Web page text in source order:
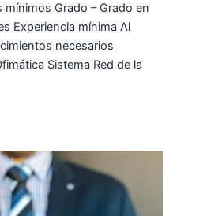
mínimos Grado – Grado en
Experiencia mínima Al
necesarios
Sistema Red de la